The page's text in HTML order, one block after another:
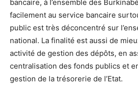
bancaire, à l’ensemble des
facilement au service bancaire
public est très déconcentré sur
national. La finalité est aussi de
activité de gestion des dépôts, en
centralisation des fonds publics et
gestion de la trésorerie de l’Etat.